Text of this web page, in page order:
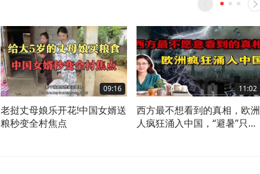
09:16
老挝丈母娘乐开花!中国女婿送
粮秒变全村焦点
11:02
西方最不想看到的真相，欧洲
人疯狂涌入中国，“避暑”只是